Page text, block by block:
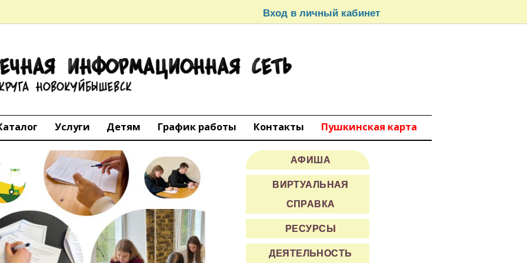
Вход в личный кабинет
СЕТЬ
округа Новокуйбышевск
Услуги Детям График работы Контакты Пушкинская карта
АФИША
ВИРТУАЛЬНАЯ
СПРАВКА
РЕСУРСЫ
ДЕЯТЕЛЬНОСТЬ